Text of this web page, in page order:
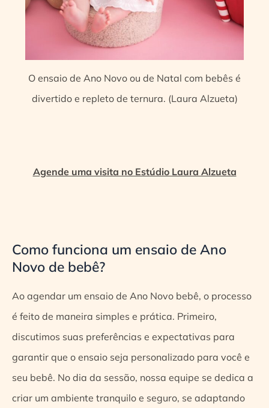
O ensaio de Ano Novo ou de Natal com bebês é
divertido e repleto de ternura. (Laura Alzueta)
Agende uma visita no Estúdio Laura Alzueta
Como funciona um ensaio de Ano
Novo de bebê?
Ao agendar um ensaio de Ano Novo bebê, o processo
é feito de maneira simples e prática. Primeiro,
discutimos suas preferências e expectativas para
garantir que o ensaio seja personalizado para você e
seu bebê. No dia da sessão, nossa equipe se dedica a
criar um ambiente tranquilo e seguro, se adaptando